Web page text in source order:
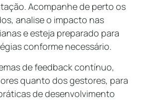
Acompanhe de perto os
analise o impacto nas
e esteja preparado para
conforme necessário.
de feedback contínuo,
quanto dos gestores, para
de desenvolvimento